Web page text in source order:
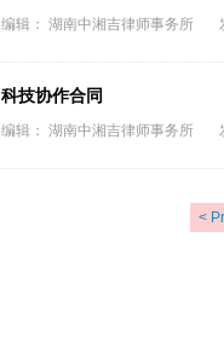
编辑： 湖南中湘吉律师事务所
科技协作合同
编辑： 湖南中湘吉律师事务所
<